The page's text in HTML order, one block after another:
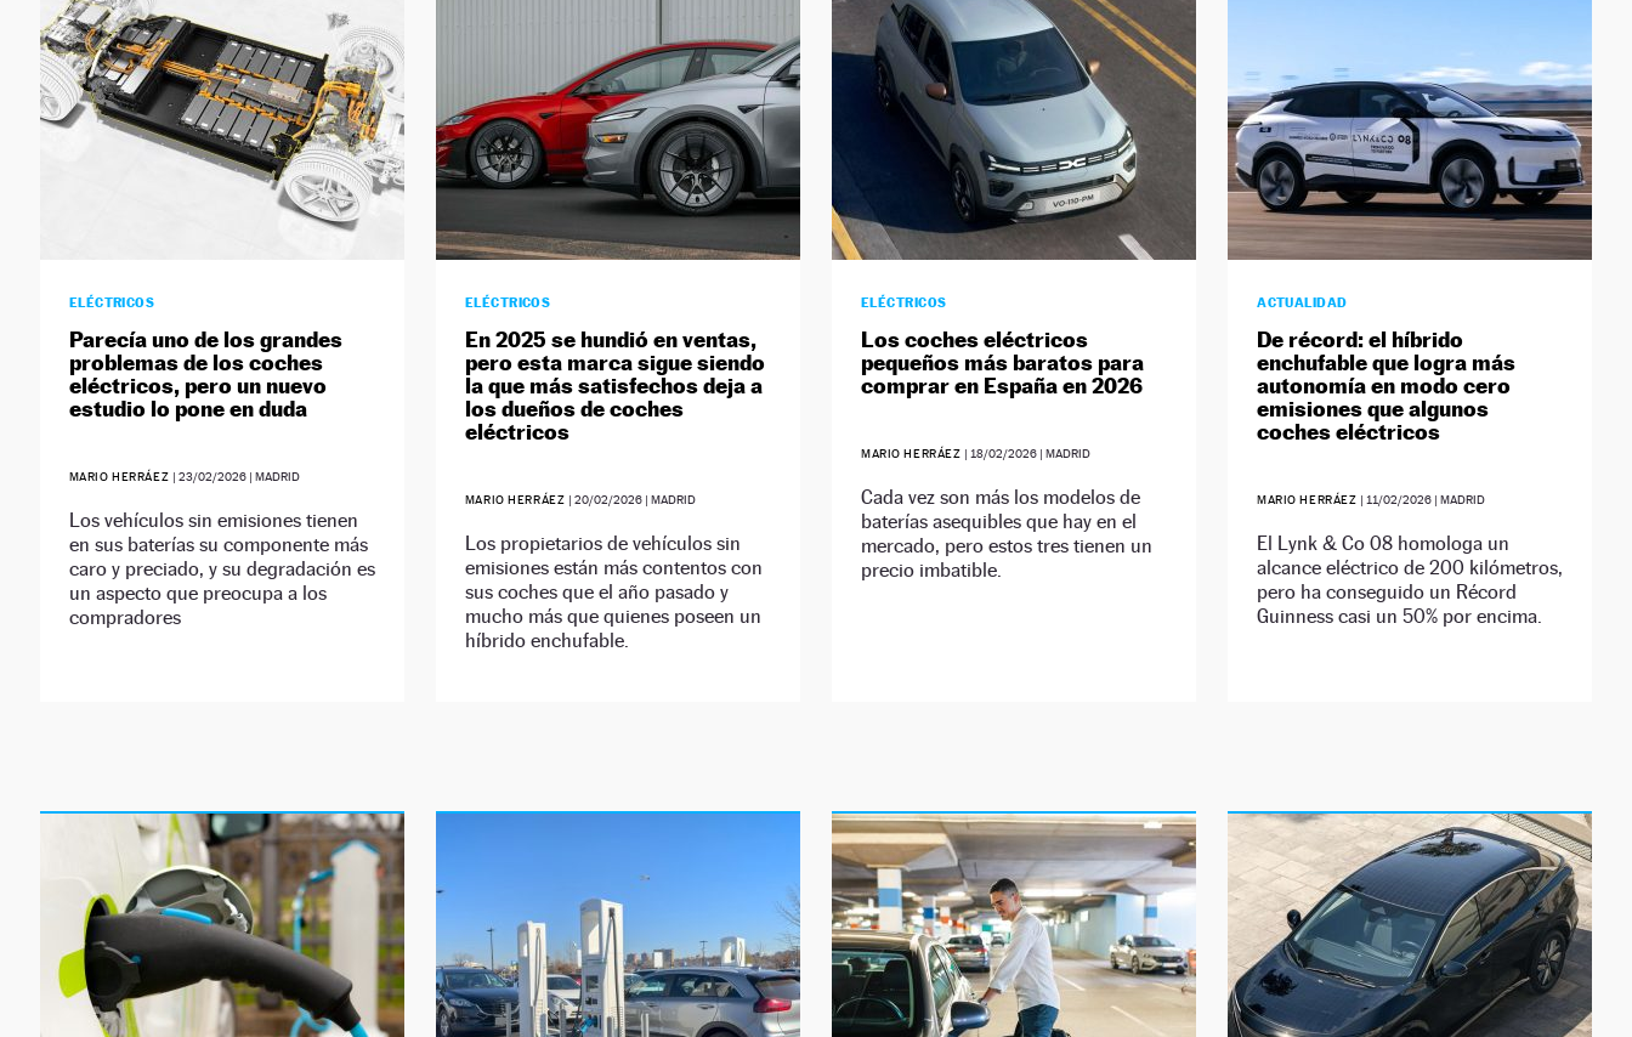
ELÉCTRICOS
Parecía uno de los grandes
problemas de los coches
eléctricos, pero un nuevo
estudio lo pone en duda
MARIO HERRÁEZ | 23/02/2026| MADRID
Los vehículos sin emisiones tienen
en sus baterías su componente más
caro y preciado, y su degradación es
un aspecto que preocupa a los
compradores
ELÉCTRICOS
En 2025 se hundió en ventas,
pero esta marca sigue siendo
la que más satisfechos deja a
los dueños de coches
eléctricos
MARIO HERRÁEZ | 20/02/2026| MADRID
Los propietarios de vehículos sin
emisiones están más contentos con
sus coches que el año pasado y
mucho más que quienes poseen un
híbrido enchufable.
ELÉCTRICOS
Los coches eléctricos
pequeños más baratos para
comprar en España en 2026
MARIO HERRÁEZ | 18/02/2026| MADRID
Cada vez son más los modelos de
baterías asequibles que hay en el
mercado, pero estos tres tienen un
precio imbatible.
ACTUALIDAD
De récord: el híbrido
enchufable que logra más
autonomía en modo cero
emisiones que algunos
coches eléctricos
MARIO HERRÁEZ | 11/02/2026 | MADRID
El Lynk & Co 08 homologa un
alcance eléctrico de 200 kilómetros,
pero ha conseguido un Récord
Guinness casi un 50% por encima.